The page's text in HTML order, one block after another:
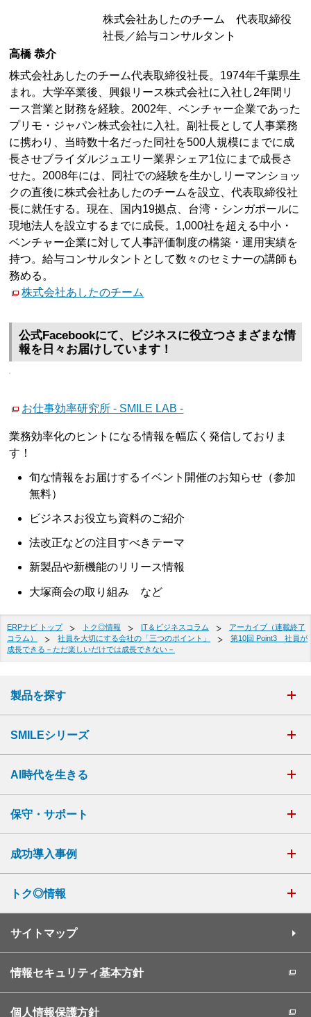
株式会社あしたのチーム 代表取締役
社長／給与コンサルタント
高橋 恭介
株式会社あしたのチーム代表取締役社長。1974年千葉県生
まれ。大学卒業後、興銀リース株式会社に入社し2年間リ
ース営業と財務を経験。2002年、ベンチャー企業であった
プリモ・ジャパン株式会社に入社。副社長として人事業務
に携わり、当時数十名だった同社を500人規模にまでに成
長させブライダルジュエリー業界シェア1位にまで成長さ
せた。2008年には、同社での経験を生かしリーマンショッ
クの直後に株式会社あしたのチームを設立、代表取締役社
長に就任する。現在、国内19拠点、台湾・シンガポールに
現地法人を設立するまでに成長。1,000社を超える中小・
ベンチャー企業に対して人事評価制度の構築・運用実績を
持つ。給与コンサルタントとして数々のセミナーの講師も
務める。
株式会社あしたのチーム
公式Facebookにて、ビジネスに役立つさまざまな情
報を日々お届けしています！
お仕事効率研究所 - SMILE LAB -
業務効率化のヒントになる情報を幅広く発信しておりま
す！
旬な情報をお届けするイベント開催のお知らせ（参加
無料）
ビジネスお役立ち資料のご紹介
法改正などの注目すべきテーマ
新製品や新機能のリリース情報
大塚商会の取り組み など
ERPナビ トップ トク◎情報 IT＆ビジネスコラム
アーカイブ（連載終了
コラム）
社員を大切にする会社の「三つのポイント」
第10回 Point3 社員が
成長できる－ただ楽しいだけでは成長できない－
製品を探す
SMILEシリーズ
AI時代を生きる
保守・サポート
成功導入事例
トク◎情報
サイトマップ
情報セキュリティ基本方針
個人情報保護方針